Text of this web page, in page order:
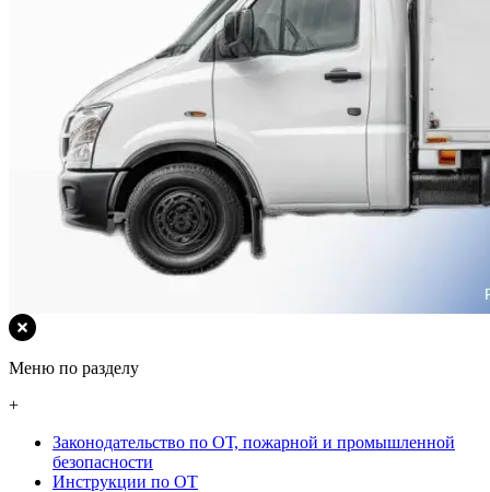
Меню по разделу
+
Законодательство по ОТ, пожарной и промышленной
безопасности
Инструкции по ОТ